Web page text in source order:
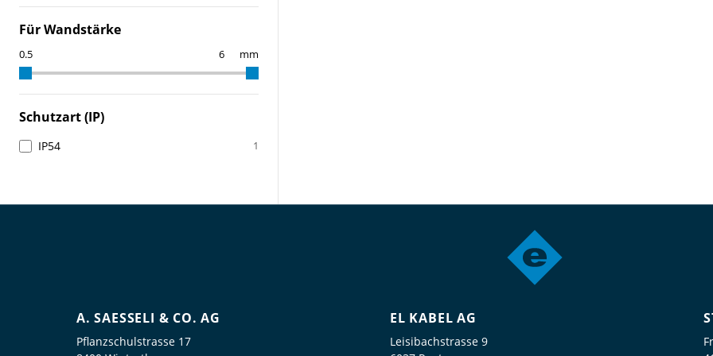
Für Wandstärke
mm
Schutzart (IP)
IP54 1
A. SAESSELI & CO. AG
Pflanzschulstrasse 17
EL KABEL AG
Leisibachstrasse 9